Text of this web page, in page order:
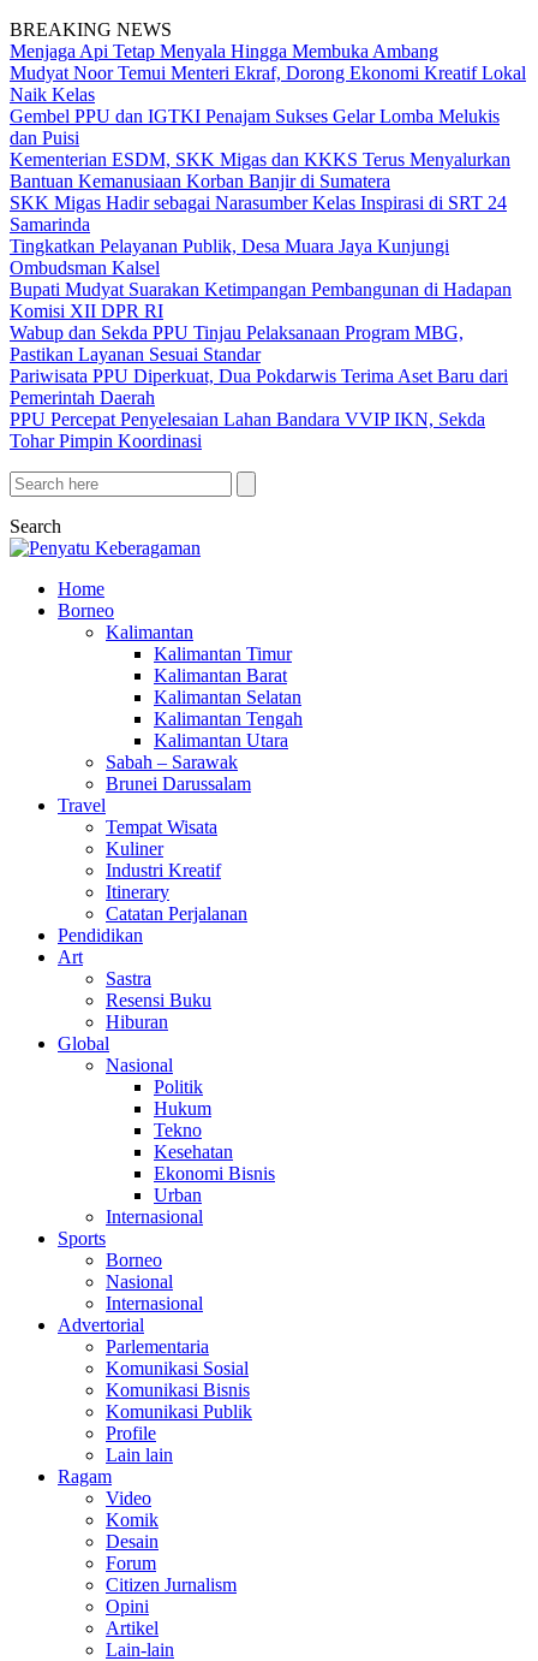
BREAKING NEWS
Menjaga Api Tetap Menyala Hingga Membuka Ambang
Mudyat Noor Temui Menteri Ekraf, Dorong Ekonomi Kreatif Lokal
Naik Kelas
Gembel PPU dan IGTKI Penajam Sukses Gelar Lomba Melukis
dan Puisi
Kementerian ESDM, SKK Migas dan KKKS Terus Menyalurkan
Bantuan Kemanusiaan Korban Banjir di Sumatera
SKK Migas Hadir sebagai Narasumber Kelas Inspirasi di SRT 24
Samarinda
Tingkatkan Pelayanan Publik, Desa Muara Jaya Kunjungi
Ombudsman Kalsel
Bupati Mudyat Suarakan Ketimpangan Pembangunan di Hadapan
Komisi XII DPR RI
Wabup dan Sekda PPU Tinjau Pelaksanaan Program MBG,
Pastikan Layanan Sesuai Standar
Pariwisata PPU Diperkuat, Dua Pokdarwis Terima Aset Baru dari
Pemerintah Daerah
PPU Percepat Penyelesaian Lahan Bandara VVIP IKN, Sekda
Tohar Pimpin Koordinasi
Search
Home
Borneo
Kalimantan
Kalimantan Timur
Kalimantan Barat
Kalimantan Selatan
Kalimantan Tengah
Kalimantan Utara
Sabah – Sarawak
Brunei Darussalam
Travel
Tempat Wisata
Kuliner
Industri Kreatif
Itinerary
Catatan Perjalanan
Pendidikan
Art
Sastra
Resensi Buku
Hiburan
Global
Nasional
Politik
Hukum
Tekno
Kesehatan
Ekonomi Bisnis
Urban
Internasional
Sports
Borneo
Nasional
Internasional
Advertorial
Parlementaria
Komunikasi Sosial
Komunikasi Bisnis
Komunikasi Publik
Profile
Lain lain
Ragam
Video
Komik
Desain
Forum
Citizen Jurnalism
Opini
Artikel
Lain-lain